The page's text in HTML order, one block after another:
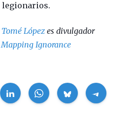
Tomé López es divulgador
Mapping Ignorance